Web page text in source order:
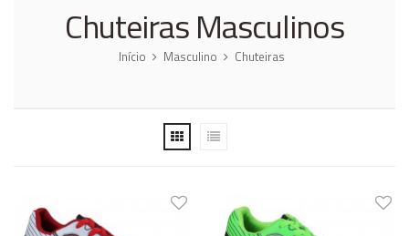
Chuteiras Masculinos
Início Masculino Chuteiras